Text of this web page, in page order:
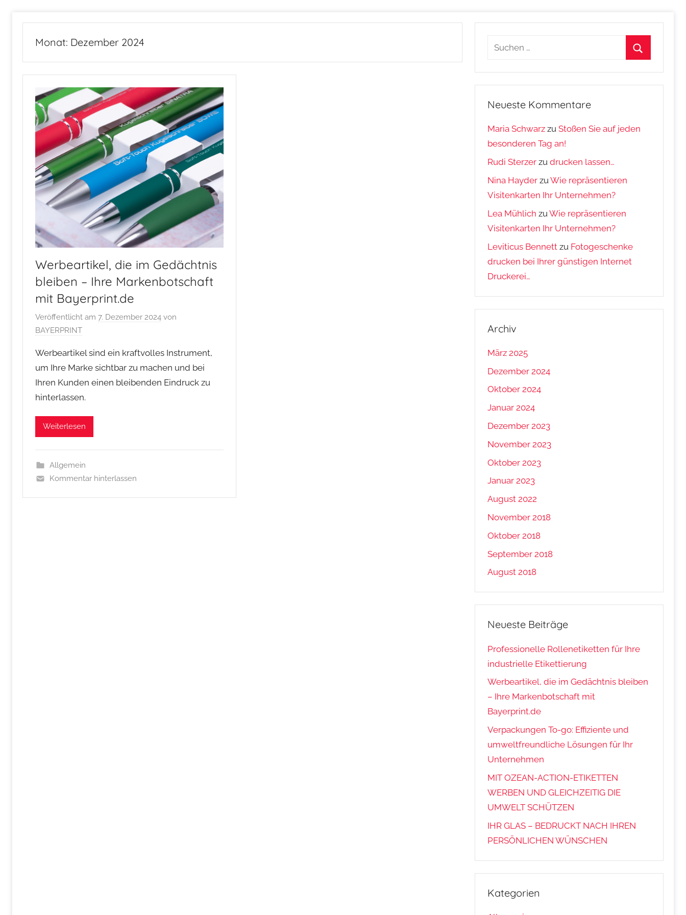
springenMonat: Dezember 2024
Werbeartikel, die im Gedächtnis
bleiben – Ihre Markenbotschaft
mit Bayerprint.de
Veröffentlicht am 7. Dezember 2024 von
BAYERPRINT
Werbeartikel sind ein kraftvolles Instrument,
um Ihre Marke sichtbar zu machen und bei
Ihren Kunden einen bleibenden Eindruck zu
hinterlassen.
Weiterlesen
Allgemein
Kommentar hinterlassen
Suchen
Neueste Kommentare
Maria Schwarz zuStoßen Sie auf jeden
besonderen Tag an!
Rudi Sterzer zudrucken lassen…
Nina Hayder zuWie repräsentieren
Visitenkarten Ihr Unternehmen?
Lea Mühlich zuWie repräsentieren
Visitenkarten Ihr Unternehmen?
Leviticus Bennett zu Fotogeschenke
drucken bei Ihrer günstigen Internet
Druckerei…
Archiv
März 2025
Dezember 2024
Oktober 2024
Januar 2024
Dezember 2023
November 2023
Oktober 2023
Januar 2023
August 2022
November 2018
Oktober 2018
September 2018
August 2018
Neueste Beiträge
Professionelle Rollenetiketten für Ihre
industrielle Etikettierung
Werbeartikel, die im Gedächtnis bleiben
– Ihre Markenbotschaft mit
Bayerprint.de
Verpackungen To-go: Effiziente und
umweltfreundliche Lösungen für Ihr
Unternehmen
MIT OZEAN-ACTION-ETIKETTEN
WERBEN UND GLEICHZEITIG DIE
UMWELT SCHÜTZEN
IHR GLAS – BEDRUCKT NACH IHREN
PERSÖNLICHEN WÜNSCHEN
Kategorien